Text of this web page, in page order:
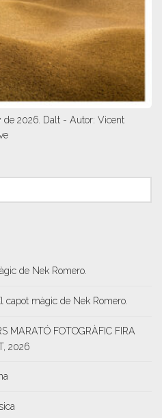
de 2026. Dalt - Autor: Vicent
de Nek Romero.
capot màgic de Nek Romero.
MARATÓ FOTOGRÀFIC FIRA
2026